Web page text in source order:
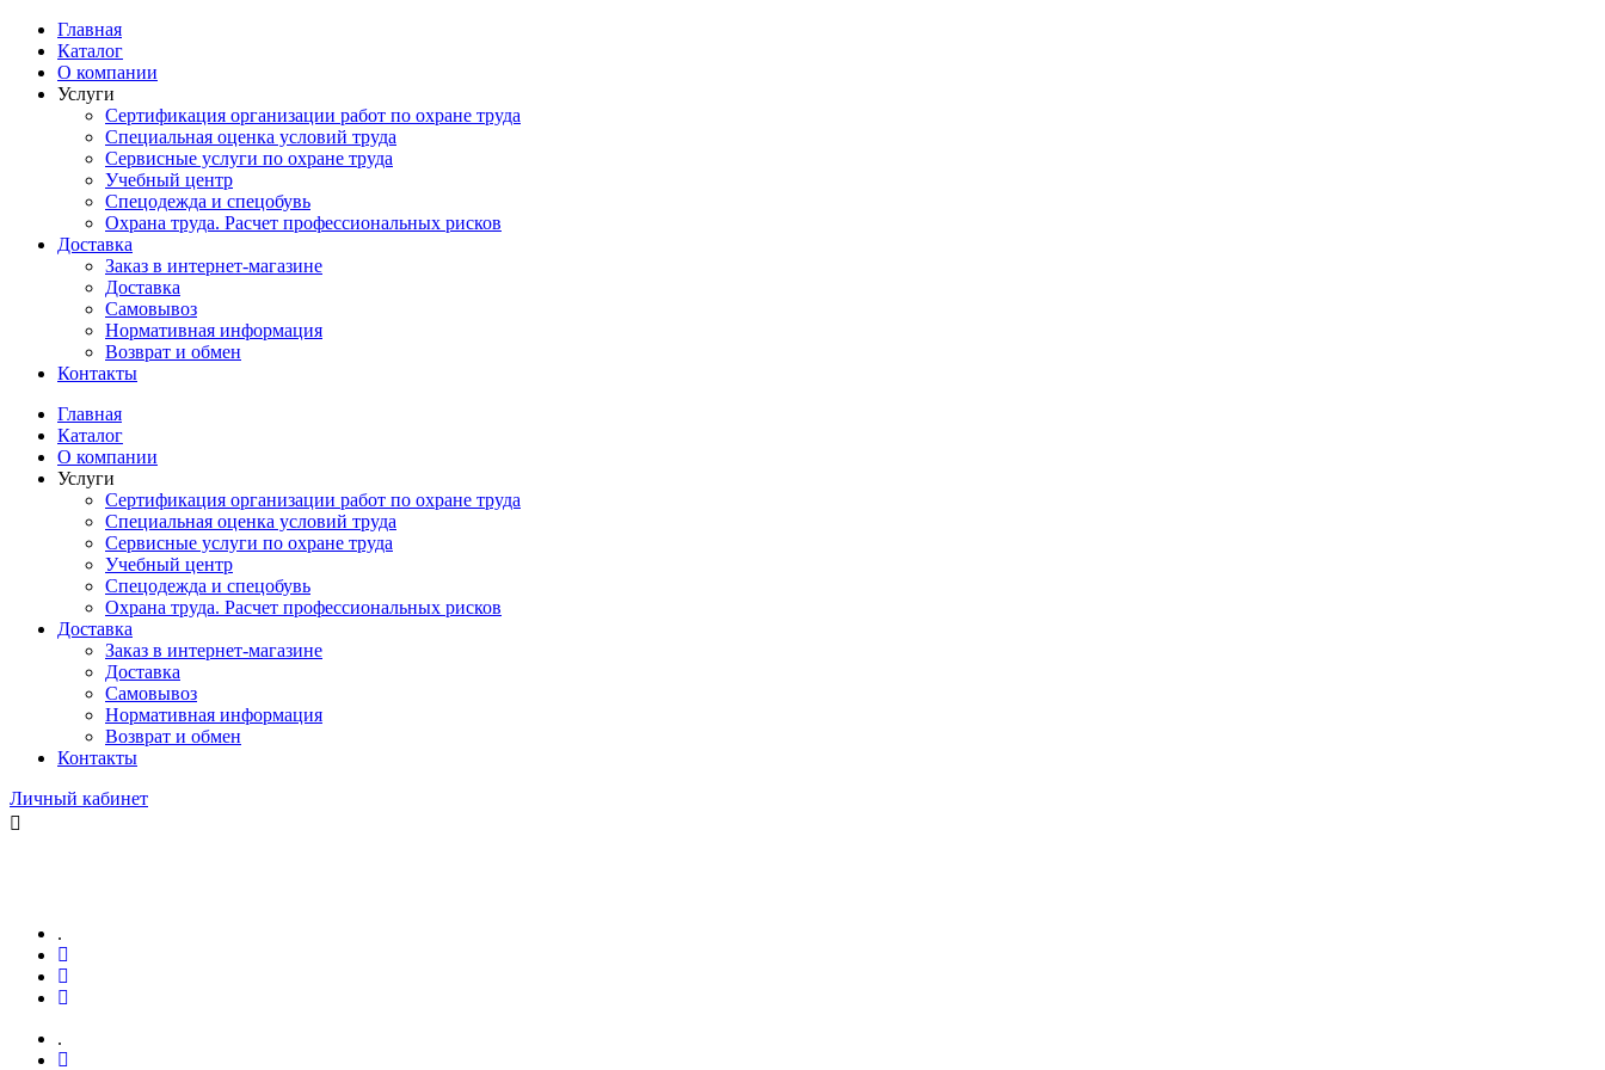
Перейти
содержимому
Главная
Каталог
О компании
Услуги
Сертификация организации работ по охране труда
Специальная оценка условий труда
Сервисные услуги по охране труда
Учебный центр
Спецодежда и спецобувь
Охрана труда. Расчет профессиональных рисков
Доставка
Заказ в интернет-магазине
Доставка
Самовывоз
Нормативная информация
Возврат и обмен
Контакты
Главная
Каталог
О компании
Услуги
Сертификация организации работ по охране труда
Специальная оценка условий труда
Сервисные услуги по охране труда
Учебный центр
Спецодежда и спецобувь
Охрана труда. Расчет профессиональных рисков
Доставка
Заказ в интернет-магазине
Доставка
Самовывоз
Нормативная информация
Возврат и обмен
Контакты
Личный кабинет
.
.